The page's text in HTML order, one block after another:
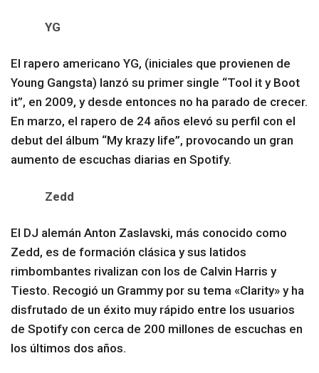
YG
El rapero americano YG, (iniciales que provienen de
Young Gangsta) lanzó su primer single “Tool it y Boot
it”, en 2009, y desde entonces no ha parado de crecer.
En marzo, el rapero de 24 años elevó su perfil con el
debut del álbum “My krazy life”, provocando un gran
aumento de escuchas diarias en Spotify.
Zedd
El DJ alemán Anton Zaslavski, más conocido como
Zedd, es de formación clásica y sus latidos
rimbombantes rivalizan con los de Calvin Harris y
Tiesto. Recogió un Grammy por su tema «Clarity» y ha
disfrutado de un éxito muy rápido entre los usuarios
de Spotify con cerca de 200 millones de escuchas en
los últimos dos años.